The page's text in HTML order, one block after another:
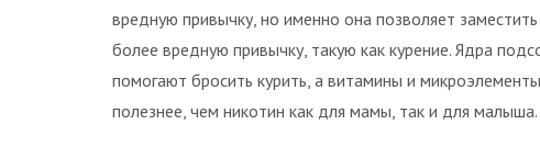
вредную привычку, но именно она позволяет
более вредную привычку, такую как курение. Ядра
помогают бросить курить, а витамины и
полезнее, чем никотин как для мамы, так и для малыша.